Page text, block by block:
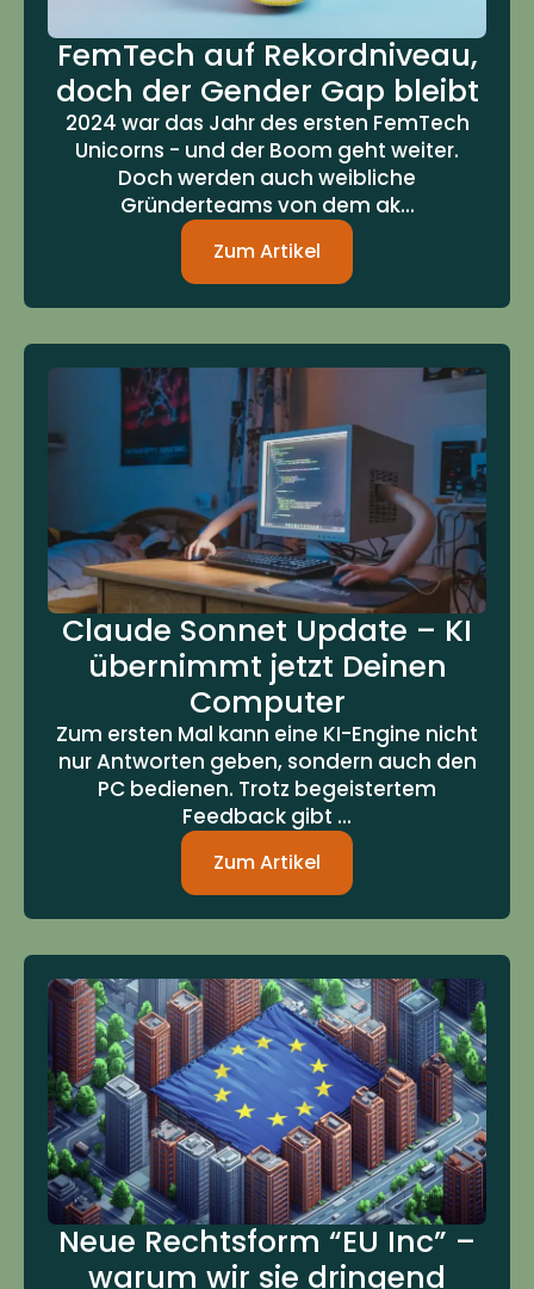
FemTech auf Rekordniveau,
doch der Gender Gap bleibt
2024 war das Jahr des ersten FemTech
Unicorns - und der Boom geht weiter.
Doch werden auch weibliche
Gründerteams von dem ak...
Zum Artikel
Claude Sonnet Update – KI
übernimmt jetzt Deinen
Computer
Zum ersten Mal kann eine KI-Engine nicht
nur Antworten geben, sondern auch den
PC bedienen. Trotz begeistertem
Feedback gibt ...
Zum Artikel
Neue Rechtsform “EU Inc” –
warum wir sie dringend